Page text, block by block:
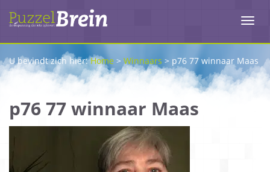
U bevindt zich hier:Home > Winnaars > p76 77 winnaar Maas
p76 77 winnaar Maas